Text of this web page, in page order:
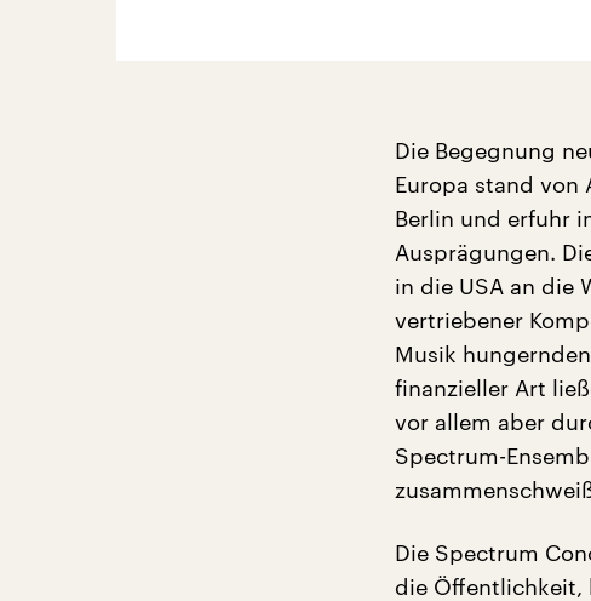
Die Begegnung
Europa stand von
Berlin und erfuhr
Ausprägungen.
in die USA an die
vertriebener
Musik
finanzieller Art
vor allem aber
Spectrum-
Die Spectrum
die Öffentlichkeit,